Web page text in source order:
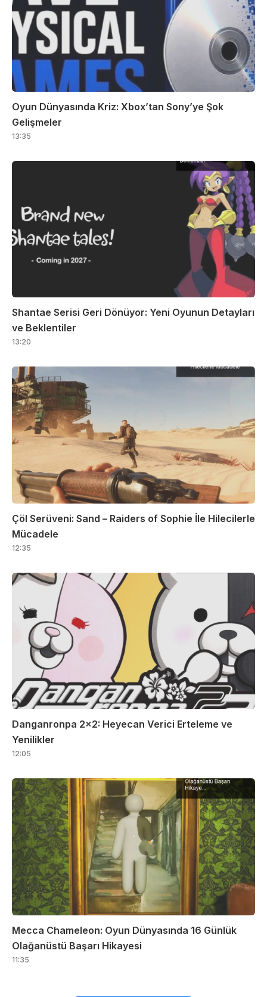
Oyun Dünyasında Kriz: Xbox’tan Sony’ye Şok
Gelişmeler
13:35
Shantae Serisi Geri Dönüyor: Yeni Oyunun Detayları
ve Beklentiler
13:20
Çöl Serüveni: Sand – Raiders of Sophie İle Hilecilerle
Mücadele
12:35
Danganronpa 2×2: Heyecan Verici Erteleme ve
Yenilikler
12:05
Mecca Chameleon: Oyun Dünyasında 16 Günlük
Olağanüstü Başarı Hikayesi
11:35